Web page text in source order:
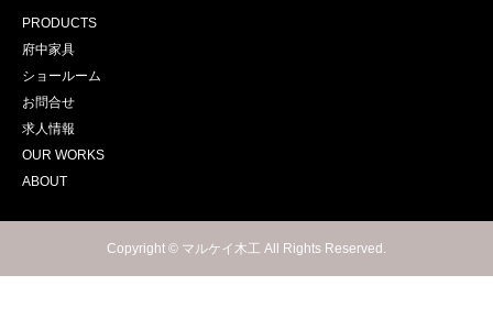
PRODUCTS
府中家具
ショールーム
お問合せ
求人情報
OUR WORKS
ABOUT
Copyright © マルケイ木工 All Rights Reserved.